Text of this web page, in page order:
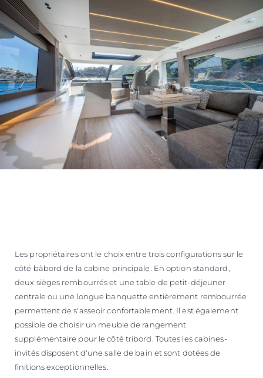
Les propriétaires ont le choix entre trois configurations sur le
côté bâbord de la cabine principale. En option standard,
deux sièges rembourrés et une table de petit-déjeuner
centrale ou une longue banquette entièrement rembourrée
permettent de s'asseoir confortablement. Il est également
possible de choisir un meuble de rangement
supplémentaire pour le côté tribord. Toutes les cabines-
invités disposent d'une salle de bain et sont dotées de
finitions exceptionnelles.